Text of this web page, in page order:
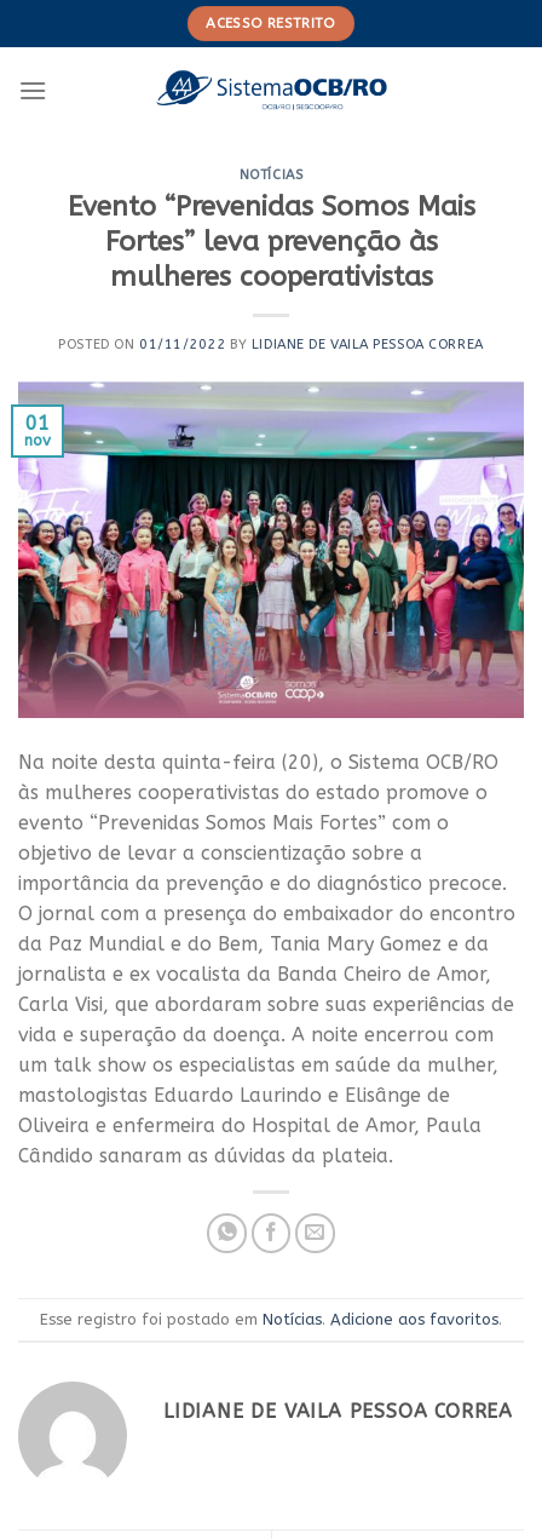
to
ACESSO RESTRITO
NOTÍCIAS
Evento “Prevenidas Somos Mais
Fortes” leva prevenção às
mulheres cooperativistas
POSTED ON 01/11/2022 BY LIDIANE DE VAILA PESSOA CORREA
01
nov
Na noite desta quinta-feira (20), o Sistema OCB/RO
às mulheres cooperativistas do estado promove o
evento “Prevenidas Somos Mais Fortes” com o
objetivo de levar a conscientização sobre a
importância da prevenção e do diagnóstico precoce.
O jornal com a presença do embaixador do encontro
da Paz Mundial e do Bem, Tania Mary Gomez e da
jornalista e ex vocalista da Banda Cheiro de Amor,
Carla Visi, que abordaram sobre suas experiências de
vida e superação da doença. A noite encerrou com
um talk show os especialistas em saúde da mulher,
mastologistas Eduardo Laurindo e Elisânge de
Oliveira e enfermeira do Hospital de Amor, Paula
Cândido sanaram as dúvidas da plateia.
Esse registro foi postado em Notícias. Adicione aos favoritos.
LIDIANE DE VAILA PESSOA CORREA